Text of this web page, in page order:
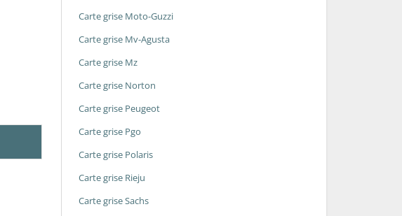
Carte grise Moto-Guzzi
Carte grise Mv-Agusta
Carte grise Mz
Carte grise Norton
Carte grise Peugeot
Carte grise Pgo
Carte grise Polaris
Carte grise Rieju
Carte grise Sachs